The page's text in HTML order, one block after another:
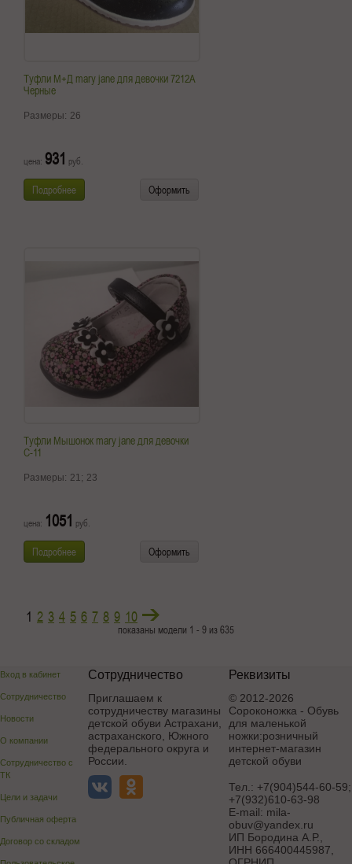
Туфли М+Д mary jane для девочки 7212A
Черные
Размеры: 26
цена: 931 руб.
Подробнее Оформить
Туфли Мышонок mary jane для девочки
C-11
Размеры: 21; 23
цена: 1051 руб.
Подробнее Оформить
1 2 3 4 5 6 7 8 9 10
показаны модели 1 - 9 из 635
Вход в кабинет
Сотрудничество
Новости
О компании
Сотрудничество с
ТК
Цели и задачи
Публичная оферта
Договор со складом
Сотрудничество
Приглашаем к
сотрудничеству магазины
детской обуви Астрахани,
астраханского, Южного
федерального округа и
России.
Реквизиты
© 2012-2026
Сороконожка - Обувь
для маленькой
ножки:розничный
интернет-магазин
детской обуви
Тел.: +7(904)544-60-59;
+7(932)610-63-98
E-mail: mila-
obuv@yandex.ru
ИП Бородина А.Р.
ИНН 666400445987,